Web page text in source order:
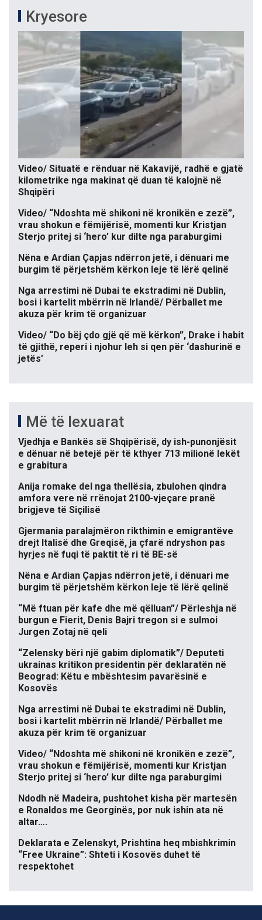
Kryesore
Video/ Situatë e rënduar në Kakavijë, radhë e gjatë
kilometrike nga makinat që duan të kalojnë në
Shqipëri
Video/ “Ndoshta më shikoni në kronikën e zezë”,
vrau shokun e fëmijërisë, momenti kur Kristjan
Sterjo pritej si ‘hero’ kur dilte nga paraburgimi
Nëna e Ardian Çapjas ndërron jetë, i dënuari me
burgim të përjetshëm kërkon leje të lërë qelinë
Nga arrestimi në Dubai te ekstradimi në Dublin,
bosi i kartelit mbërrin në Irlandë/ Përballet me
akuza për krim të organizuar
Video/ “Do bëj çdo gjë që më kërkon”, Drake i habit
të gjithë, reperi i njohur leh si qen për ‘dashurinë e
jetës’
Më të lexuarat
Vjedhja e Bankës së Shqipërisë, dy ish-punonjësit
e dënuar në betejë për të kthyer 713 milionë lekët
e grabitura
Anija romake del nga thellësia, zbulohen qindra
amfora vere në rrënojat 2100-vjeçare pranë
brigjeve të Siçilisë
Gjermania paralajmëron rikthimin e emigrantëve
drejt Italisë dhe Greqisë, ja çfarë ndryshon pas
hyrjes në fuqi të paktit të ri të BE-së
Nëna e Ardian Çapjas ndërron jetë, i dënuari me
burgim të përjetshëm kërkon leje të lërë qelinë
“Më ftuan për kafe dhe më qëlluan”/ Përleshja në
burgun e Fierit, Denis Bajri tregon si e sulmoi
Jurgen Zotaj në qeli
“Zelensky bëri një gabim diplomatik”/ Deputeti
ukrainas kritikon presidentin për deklaratën në
Beograd: Këtu e mbështesim pavarësinë e
Kosovës
Nga arrestimi në Dubai te ekstradimi në Dublin,
bosi i kartelit mbërrin në Irlandë/ Përballet me
akuza për krim të organizuar
Video/ “Ndoshta më shikoni në kronikën e zezë”,
vrau shokun e fëmijërisë, momenti kur Kristjan
Sterjo pritej si ‘hero’ kur dilte nga paraburgimi
Ndodh në Madeira, pushtohet kisha për martesën
e Ronaldos me Georginës, por nuk ishin ata në
altar….
Deklarata e Zelenskyt, Prishtina heq mbishkrimin
“Free Ukraine”: Shteti i Kosovës duhet të
respektohet